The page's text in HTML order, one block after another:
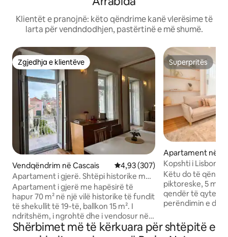
Klientët e pranojnë: këto qëndrime kanë vlerësime të
larta për vendndodhjen, pastërtinë e më shumë.
Zgjedhja e klientëve
Zgjedhja e klientëve
Vendqëndrim në Cascais Vlerësimi mesatar 4,93 nga 5,
4,93 (307)
Apartament i gjerë. Shtëpi historike me
ballkon në Cascais
Apartament i gjerë me hapësirë të
hapur 70 m² në një vilë historike të fundit
të shekullit të 19-të, ballkon 15 m². I
ndritshëm, i ngrohtë dhe i vendosur në
një vend të qetë në një lagje fisnike të
Superpritës
Superpritës
Apartament në
Kopshti i
N/D.Town-Baixa
Këtu do të
piktoreske, 5
qendër të qytetit)
perëndimin e
pamje të bukur të Lisbonës dhe lumit
Tejo, ose merr
Shërbimet më të kërkuara për shtëpitë e